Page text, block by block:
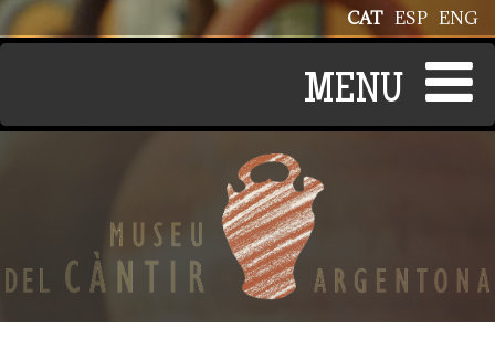
Vés al contingut ENG
ESP
CAT